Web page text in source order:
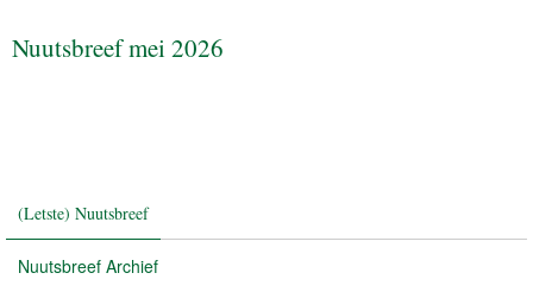
Nuutsbreef mei 2026
(Letste) Nuutsbreef
Nuutsbreef Archief